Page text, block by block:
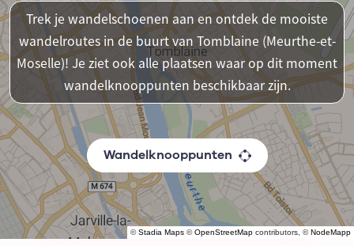
©Stadia Maps ©OpenStreetMap contributors, ©NodeMapp
Trek je wandelschoenen aan en ontdek de mooiste
wandelroutes in de buurt van Tomblaine (Meurthe-et-
Moselle)! Je ziet ook alle plaatsen waar op dit moment
wandelknooppunten beschikbaar zijn.
Wandelknooppunten